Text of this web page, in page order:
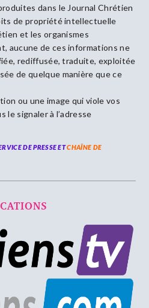
dans le Journal Chrétien
de propriété intellectuelle
et les organismes
aucune de ces informations ne
rediffusée, traduite, exploitée
de quelque manière que ce
ou une image qui viole vos
le signaler à l’adresse
DE PRESSE ETCHAÎNE DE